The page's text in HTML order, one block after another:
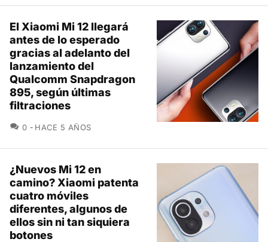
El Xiaomi Mi 12 llegará
antes de lo esperado
gracias al adelanto del
lanzamiento del
Qualcomm Snapdragon
895, según últimas
filtraciones
0 COMENTARIOS
HACE 5 AÑOS
¿Nuevos Mi 12 en
camino? Xiaomi patenta
cuatro móviles
diferentes, algunos de
ellos sin ni tan siquiera
botones